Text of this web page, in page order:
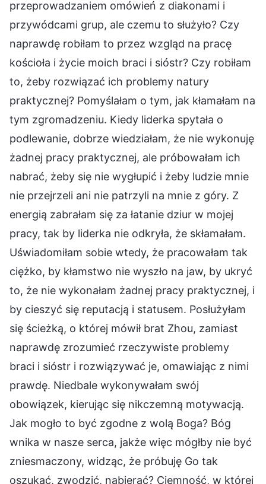
przeprowadzaniem omówień z diakonami i
przywódcami grup, ale czemu to służyło? Czy
naprawdę robiłam to przez wzgląd na pracę
kościoła i życie moich braci i sióstr? Czy robiłam
to, żeby rozwiązać ich problemy natury
praktycznej? Pomyślałam o tym, jak kłamałam na
tym zgromadzeniu. Kiedy liderka spytała o
podlewanie, dobrze wiedziałam, że nie wykonuję
żadnej pracy praktycznej, ale próbowałam ich
nabrać, żeby się nie wygłupić i żeby ludzie mnie
nie przejrzeli ani nie patrzyli na mnie z góry. Z
energią zabrałam się za łatanie dziur w mojej
pracy, tak by liderka nie odkryła, że skłamałam.
Uświadomiłam sobie wtedy, że pracowałam tak
ciężko, by kłamstwo nie wyszło na jaw, by ukryć
to, że nie wykonałam żadnej pracy praktycznej, i
by cieszyć się reputacją i statusem. Posłużyłam
się ścieżką, o której mówił brat Zhou, zamiast
naprawdę zrozumieć rzeczywiste problemy
braci i sióstr i rozwiązywać je, omawiając z nimi
prawdę. Niedbale wykonywałam swój
obowiązek, kierując się nikczemną motywacją.
Jak mogło to być zgodne z wolą Boga? Bóg
wnika w nasze serca, jakże więc mógłby nie być
zniesmaczony, widząc, że próbuję Go tak
oszukać, zwodzić, nabierać? Ciemność, w której